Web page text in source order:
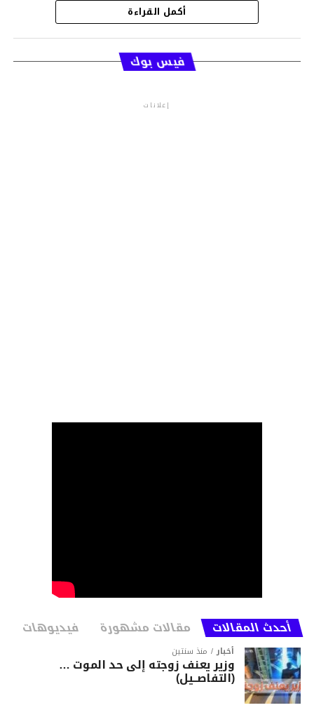
قسم الاخبار
أكمل القراءة
فيس بوك
إعلانات
أحدث المقالات مقالات مشهورة فيديوهات
أخبار منذ سنتين
وزير يعنف زوجته إلى حد الموت …
(التفاصــيل)